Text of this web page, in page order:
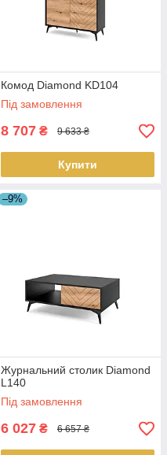
Комод Diamond KD104
Під замовлення
8 707 ₴ 9 633 ₴
Купити
–9%
Журнальний столик Diamond
L140
Під замовлення
6 027 ₴ 6 657 ₴